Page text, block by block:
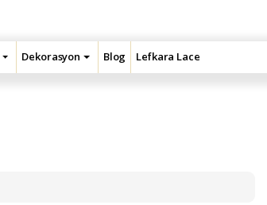
Dekorasyon Blog Lefkara Lace